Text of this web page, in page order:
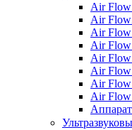
Air
Air Flow
Air
Air
Air
Air
Air
Air Flow